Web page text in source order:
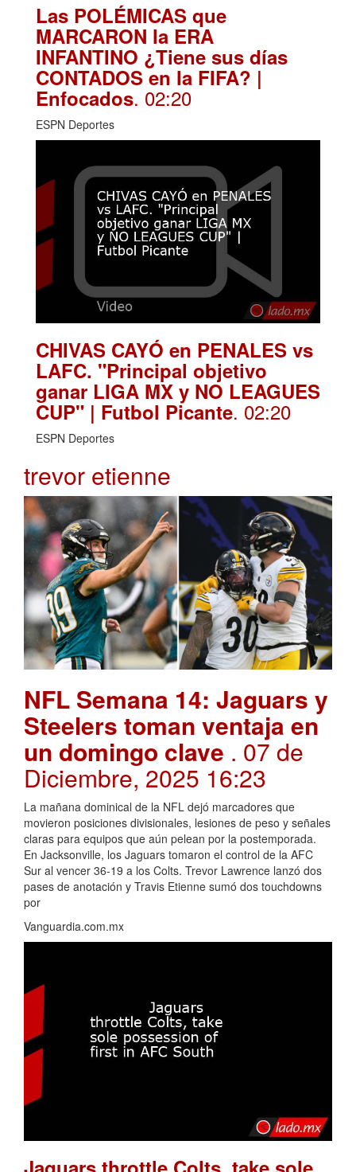
Las POLÉMICAS que
MARCARON la ERA
INFANTINO ¿Tiene sus días
CONTADOS en la FIFA? |
Enfocados. 02:20
ESPN Deportes
CHIVAS CAYÓ en PENALES vs
LAFC. "Principal objetivo
ganar LIGA MX y NO LEAGUES
CUP" | Futbol Picante. 02:20
ESPN Deportes
trevor etienne
NFL Semana 14: Jaguars y
Steelers toman ventaja en
un domingo clave . 07 de
Diciembre, 2025 16:23
La mañana dominical de la NFL dejó marcadores que
movieron posiciones divisionales, lesiones de peso y señales
claras para equipos que aún pelean por la postemporada.
En Jacksonville, los Jaguars tomaron el control de la AFC
Sur al vencer 36-19 a los Colts. Trevor Lawrence lanzó dos
pases de anotación y Travis Etienne sumó dos touchdowns
por
Vanguardia.com.mx